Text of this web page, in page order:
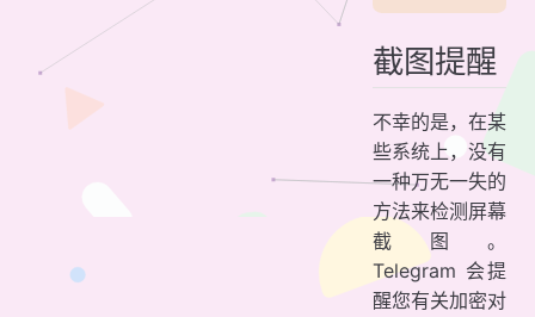
截图提醒
不幸的是，在某
些系统上，没有
一种万无一失的
方法来检测屏幕
截图。
Telegram 会提
醒您有关加密对